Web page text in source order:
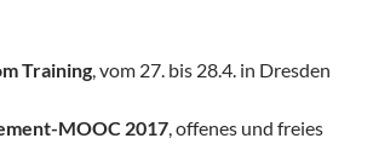
Training, vom 27. bis 28.4. in Dresden
MOOC 2017, offenes und freies